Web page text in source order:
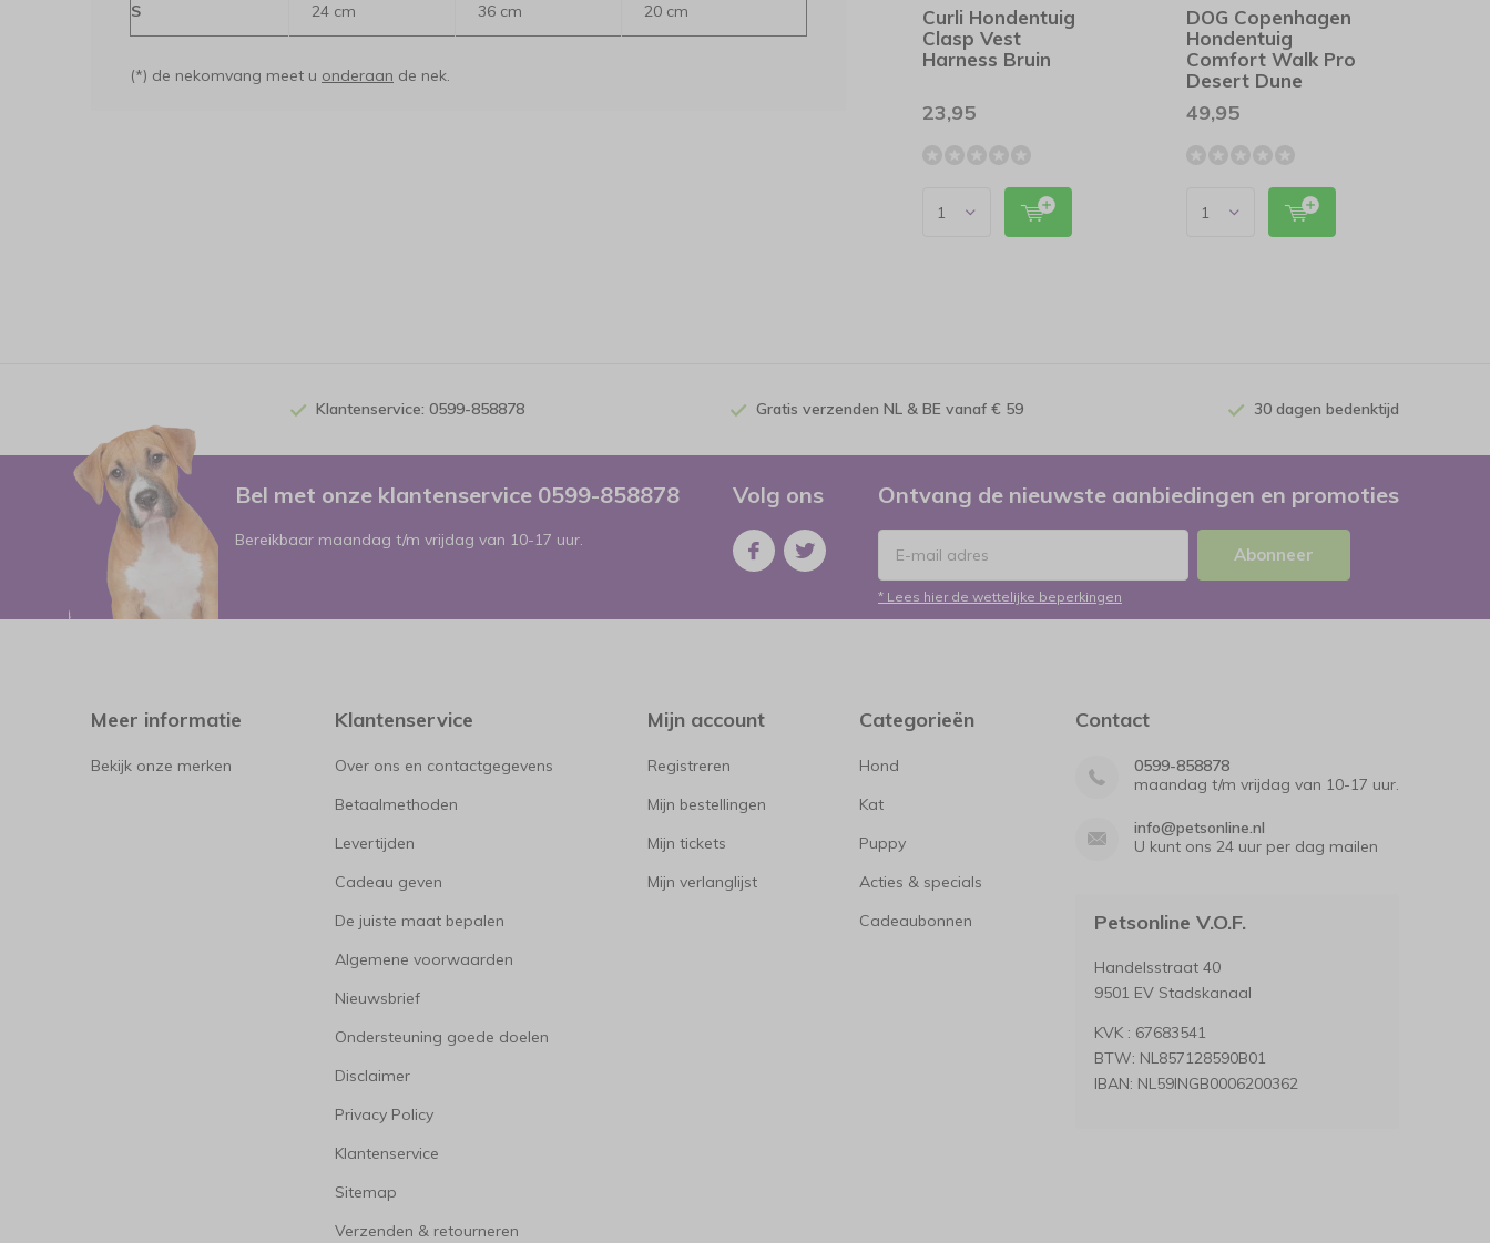
S 24 cm 36 cm 20 cm
(*) de nekomvang meet u onderaan de nek.
Curli Hondentuig
Clasp Vest
Harness Bruin
23,95
DOG Copenhagen
Hondentuig
Comfort Walk Pro
Desert Dune
49,95
Klantenservice: 0599-858878 Gratis verzenden NL & BE vanaf € 59 30 dagen bedenktijd
Bel met onze klantenservice 0599-858878
Bereikbaar maandag t/m vrijdag van 10-17 uur.
Volg ons Ontvang de nieuwste aanbiedingen en promoties
Abonneer
* Lees hier de wettelijke beperkingen
Meer informatie
Bekijk onze merken
Klantenservice
Over ons en contactgegevens
Betaalmethoden
Levertijden
Cadeau geven
De juiste maat bepalen
Algemene voorwaarden
Nieuwsbrief
Ondersteuning goede doelen
Disclaimer
Privacy Policy
Klantenservice
Sitemap
Verzenden & retourneren
Mijn account
Registreren
Mijn bestellingen
Mijn tickets
Mijn verlanglijst
Categorieën
Hond
Kat
Puppy
Acties & specials
Cadeaubonnen
Contact
0599-858878
maandag t/m vrijdag van 10-17 uur.
info@petsonline.nl
U kunt ons 24 uur per dag mailen
Petsonline V.O.F.
Handelsstraat 40
9501 EV Stadskanaal
KVK : 67683541
BTW: NL857128590B01
IBAN: NL59INGB0006200362